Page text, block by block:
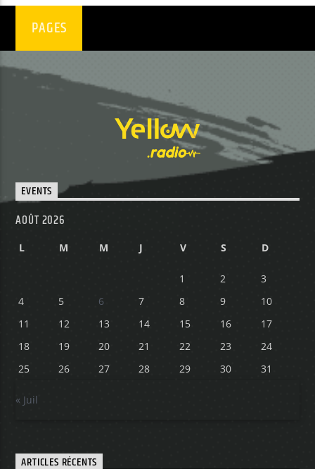
EMISSION EN COURS
PROGRAMME DE NUIT
03:00 05:59
UPCOMING SHOW
GOOD MORNING WORLD
08:59
Yellow Radio
Yellow Party
PAGES
EVENTS
AOÛT 2026
L M M J V S D
1 2
3
4
5 6 7 8 9
10
11
12 13 14 15 16
17
18
19 20 21 22 23
24
25
26 27 28 29 30 31
« Juil
ARTICLES RÉCENTS